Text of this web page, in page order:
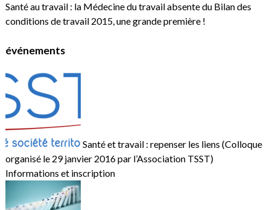
Santé au travail : la Médecine du travail absente du Bilan des
conditions de travail 2015, une grande première !
événements
Santé et travail : repenser les liens (Colloque
organisé le 29 janvier 2016 par l’Association TSST)
Informations et inscription